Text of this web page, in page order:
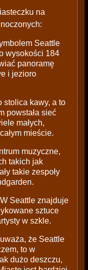
na
Seattle
wysokości 184
panoramę
i jezioro
stolica kawy, a to
powstała sieć
małych,
mieście.
muzyczne,
takich jak
takie zespoły
W Seattle znajduje
sztuce
w szkle.
że Seattle
to w
dużo deszczu,